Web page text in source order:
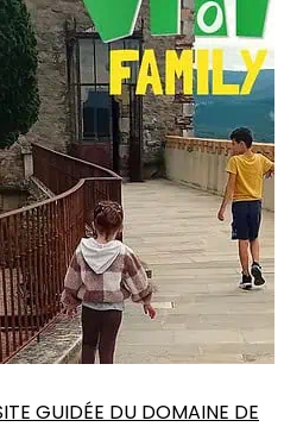
GUIDÉE DU DOMAINE DE